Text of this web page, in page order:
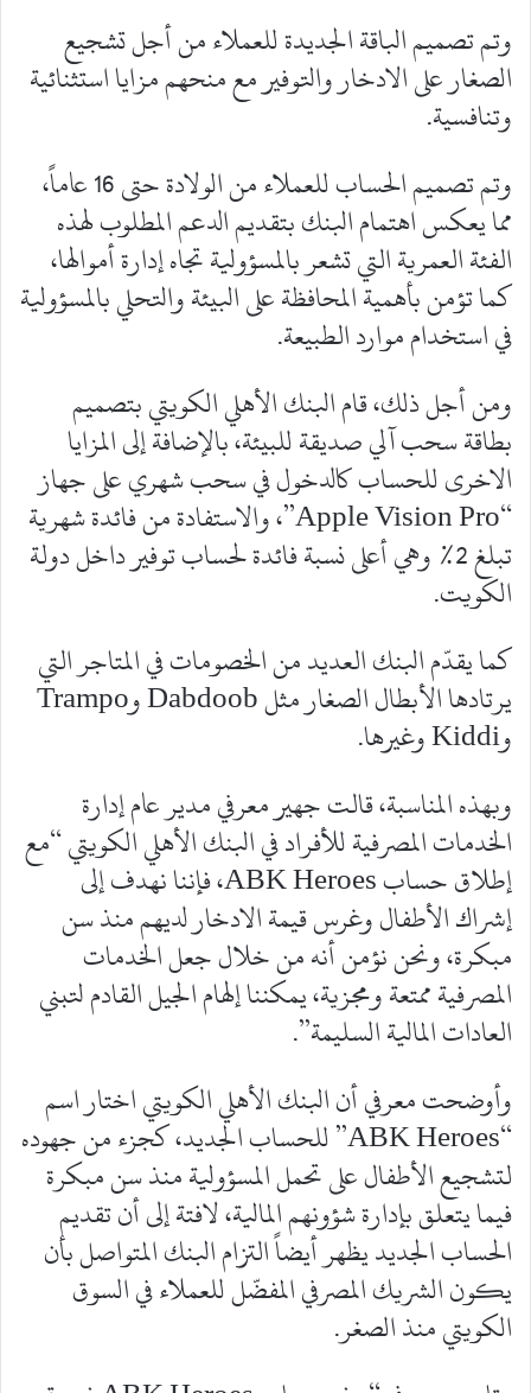
وتم تصميم الباقة الجديدة للعملاء من أجل تشجيع
الصغار على الادخار والتوفير مع منحهم مزايا استثنائية
وتنافسية.
وتم تصميم الحساب للعملاء من الولادة حتى 16 عاماً،
مما يعكس اهتمام البنك بتقديم الدعم المطلوب لهذه
الفئة العمرية التي تشعر بالمسؤولية تجاه إدارة أموالها،
كما تؤمن بأهمية المحافظة على البيئة والتحلي بالمسؤولية
في استخدام موارد الطبيعة.
ومن أجل ذلك، قام البنك الأهلي الكويتي بتصميم
بطاقة سحب آلي صديقة للبيئة، بالإضافة إلى المزايا
الاخرى للحساب كالدخول في سحب شهري على جهاز
“Apple Vision Pro”، والاستفادة من فائدة شهرية
تبلغ 2% وهي أعلى نسبة فائدة لحساب توفير داخل دولة
الكويت.
كما يقدّم البنك العديد من الخصومات في المتاجر التي
يرتادها الأبطال الصغار مثل Dabdoob وTrampo
وKiddi وغيرها.
وبهذه المناسبة، قالت جهير معرفي مدير عام إدارة
الخدمات المصرفية للأفراد في البنك الأهلي الكويتي “مع
إطلاق حساب ABK Heroes، فإننا نهدف إلى
إشراك الأطفال وغرس قيمة الادخار لديهم منذ سن
مبكرة، ونحن نؤمن أنه من خلال جعل الخدمات
المصرفية ممتعة ومجزية، يمكننا إلهام الجيل القادم لتبني
العادات المالية السليمة”.
وأوضحت معرفي أن البنك الأهلي الكويتي اختار اسم
“ABK Heroes” للحساب الجديد، كجزء من جهوده
لتشجيع الأطفال على تحمل المسؤولية منذ سن مبكرة
فيما يتعلق بإدارة شؤونهم المالية، لافتة إلى أن تقديم
الحساب الجديد يظهر أيضاً التزام البنك المتواصل بأن
يكون الشريك المصرفي المفضّل للعملاء في السوق
الكويتي منذ الصغر.